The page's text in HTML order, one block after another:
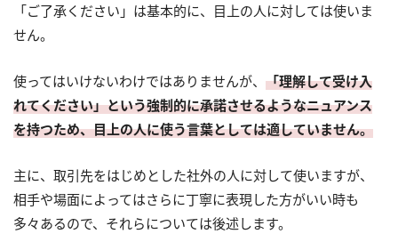
「ご了承ください」は基本的に、目上の人に対しては使いま
せん。
使ってはいけないわけではありませんが、 「理解して受け入
れてください」という強制的に承諾させるようなニュアンス
を持つため、目上の人に使う言葉としては適していません。
主に、取引先をはじめとした社外の人に対して使いますが、
相手や場面によってはさらに丁寧に表現した方がいい時も
多々あるので、それらについては後述します。